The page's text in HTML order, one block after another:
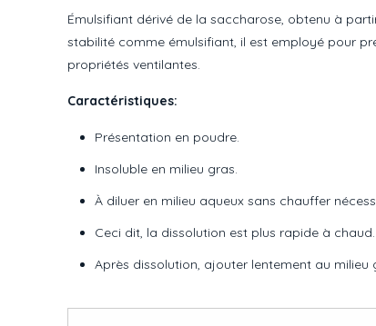
Émulsifiant dérivé de la saccharose, obtenu à
stabilité comme émulsifiant, il est employé pour
propriétés ventilantes.
Caractéristiques:
Présentation en poudre.
Insoluble en milieu gras.
À diluer en milieu aqueux sans chauffer
Ceci dit, la dissolution est plus rapide à chaud.
Après dissolution, ajouter lentement au milieu